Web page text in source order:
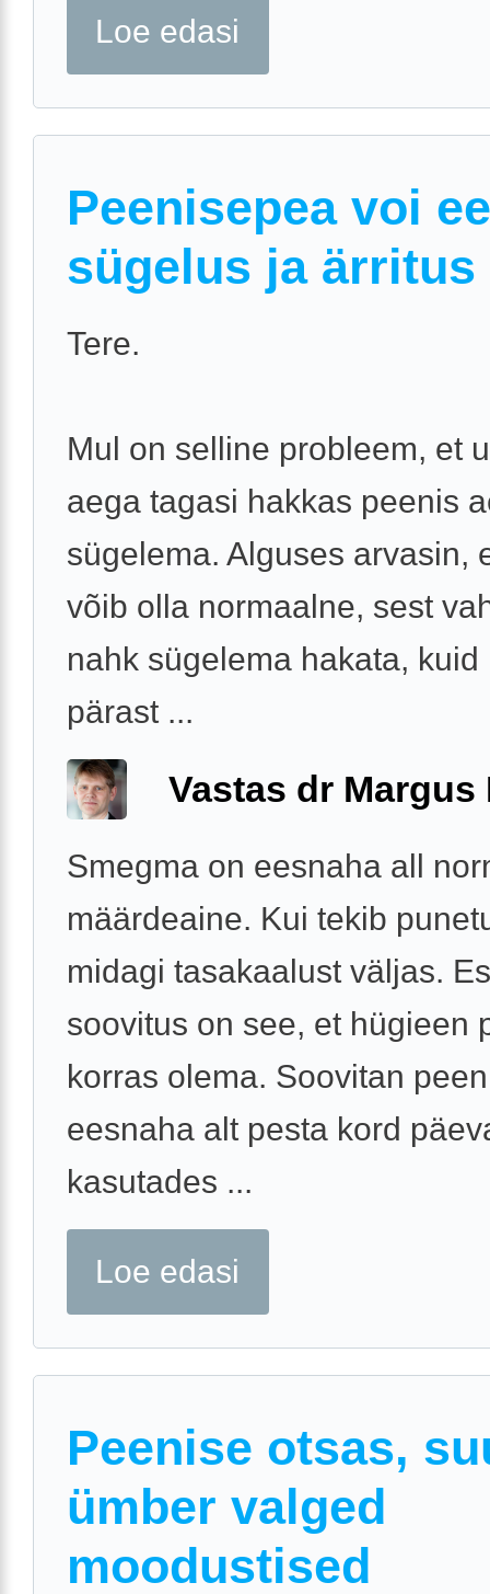
Loe edasi
Peenisepea voi
sügelus ja ärritus
Tere.
Mul on selline probleem, et
aega tagasi hakkas peenis
sügelema. Alguses arvasin,
võib olla normaalne, sest
nahk sügelema hakata, kuid
pärast ...
Vastas dr Margus
Smegma on eesnaha all
määrdeaine. Kui tekib
midagi tasakaalust väljas.
soovitus on see, et hügieen
korras olema. Soovitan
eesnaha alt pesta kord
kasutades ...
Loe edasi
Peenise otsas,
ümber valged
moodustised